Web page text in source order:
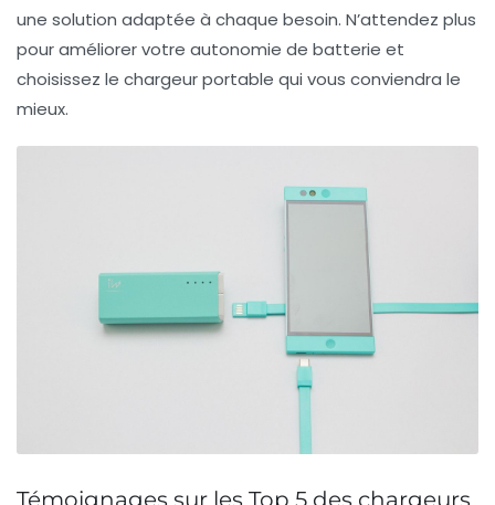
une solution adaptée à chaque besoin. N’attendez plus
pour améliorer votre autonomie de batterie et
choisissez le chargeur portable qui vous conviendra le
mieux.
Témoignages sur les Top 5 des chargeurs